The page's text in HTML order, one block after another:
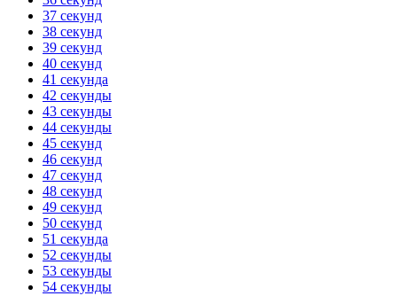
37 секунд
38 секунд
39 секунд
40 секунд
41 секунда
42 секунды
43 секунды
44 секунды
45 секунд
46 секунд
47 секунд
48 секунд
49 секунд
50 секунд
51 секунда
52 секунды
53 секунды
54 секунды